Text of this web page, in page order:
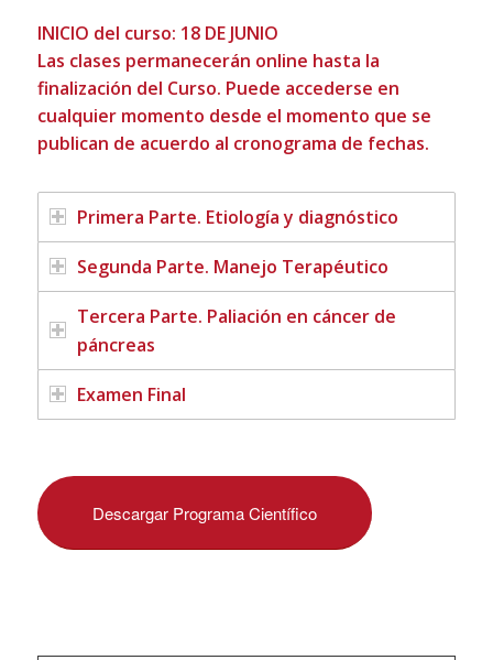
INICIO del curso: 18 DE JUNIO
Las clases permanecerán online hasta la
finalización del Curso. Puede accederse en
cualquier momento desde el momento que se
publican de acuerdo al cronograma de fechas.
Primera Parte. Etiología y diagnóstico
Segunda Parte. Manejo Terapéutico
Tercera Parte. Paliación en cáncer de
páncreas
Examen Final
Descargar Programa Científico